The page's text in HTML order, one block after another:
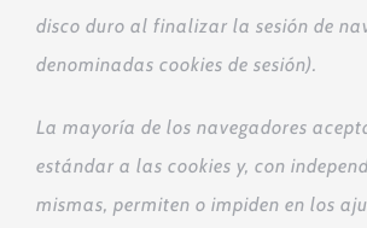
disco duro al finalizar la sesión de
denominadas cookies de sesión).
La mayoría de los navegadores
estándar a las cookies y, con
mismas, permiten o impiden en los